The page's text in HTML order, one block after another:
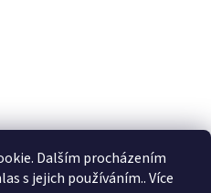
Dalším procházením
s jejich používáním.. Více